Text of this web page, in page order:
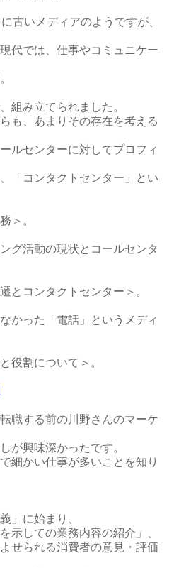
古いメディアのようですが、
代では、仕事やコミュニケー
組み立てられました。
も、あまりその存在を考える
ルセンターに対してプロフィ
「コンタクトセンター」とい
務＞。
グ活動の現状とコールセンタ
とコンタクトセンター＞。
かった「電話」というメディ
役割について＞。
職する前の川野さんのマーケ
が興味深かったです。
細かい仕事が多いことを知り
」に始まり、
示しての業務内容の紹介」、
せられる消費者の意見・評価